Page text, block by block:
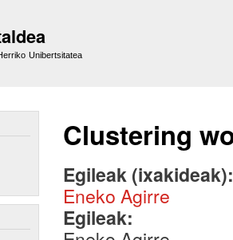
Unibertsitatea
Clustering
Egileak
Eneko Agirre
Egileak: